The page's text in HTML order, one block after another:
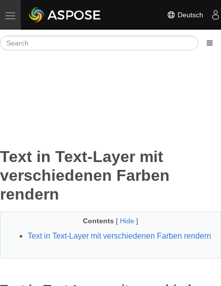
Toggle navigation Deutsch
Text in Text-Layer mit
verschiedenen Farben
rendern
Contents [ Hide ]
Text in Text-Layer mit verschiedenen Farben rendern